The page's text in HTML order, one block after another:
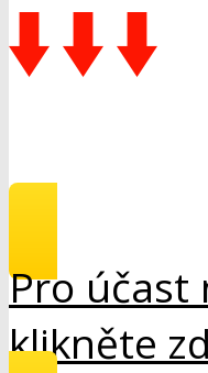
Pro účast
klikněte